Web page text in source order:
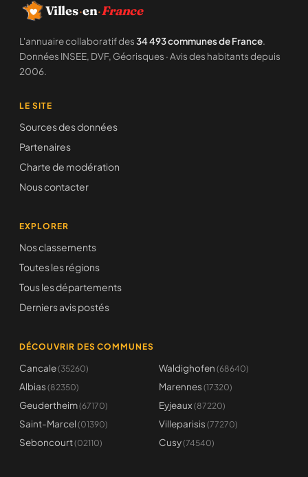
Villes·en·France
L'annuaire collaboratif des34 493 communes de France.
Données INSEE, DVF, Géorisques · Avis des habitants depuis
2006.
LE SITE
Sources des données
Partenaires
Charte de modération
Nous contacter
EXPLORER
Nos classements
Toutes les régions
Tous les départements
Derniers avis postés
DÉCOUVRIR DES COMMUNES
Cancale(35260) Waldighofen (68640)
Albias (82350) Marennes (17320)
Geudertheim(67170) Eyjeaux (87220)
Saint-Marcel (01390) Villeparisis (77270)
Seboncourt(02110) Cusy(74540)